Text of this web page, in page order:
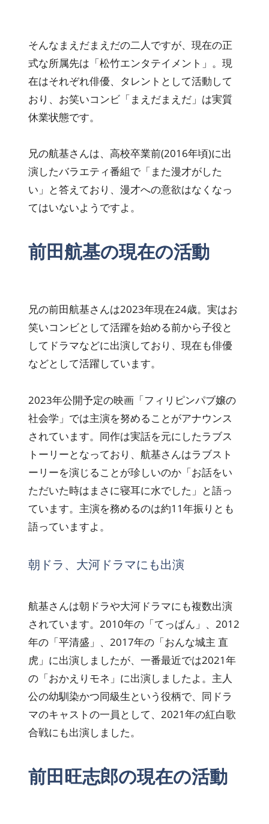
そんなまえだまえだの二人ですが、現在の正
式な所属先は「松竹エンタテイメント」。現
在はそれぞれ俳優、タレントとして活動して
おり、お笑いコンビ「まえだまえだ」は実質
休業状態です。
兄の航基さんは、高校卒業前(2016年頃)に出
演したバラエティ番組で「また漫才がした
い」と答えており、漫才への意欲はなくなっ
てはいないようですよ。
前田航基の現在の活動
兄の前田航基さんは2023年現在24歳。実はお
笑いコンビとして活躍を始める前から子役と
してドラマなどに出演しており、現在も俳優
などとして活躍しています。
2023年公開予定の映画「フィリピンパブ嬢の
社会学」では主演を努めることがアナウンス
されています。同作は実話を元にしたラブス
トーリーとなっており、航基さんはラブスト
ーリーを演じることが珍しいのか「お話をい
ただいた時はまさに寝耳に水でした」と語っ
ています。主演を務めるのは約11年振りとも
語っていますよ。
朝ドラ、大河ドラマにも出演
航基さんは朝ドラや大河ドラマにも複数出演
されています。2010年の「てっぱん」、2012
年の「平清盛」、2017年の「おんな城主 直
虎」に出演しましたが、一番最近では2021年
の「おかえりモネ」に出演しましたよ。主人
公の幼馴染かつ同級生という役柄で、同ドラ
マのキャストの一員として、2021年の紅白歌
合戦にも出演しました。
前田旺志郎の現在の活動